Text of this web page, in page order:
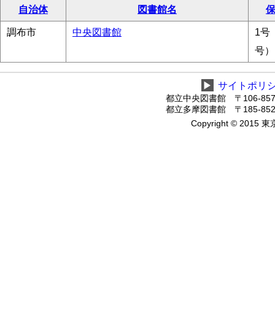
自治体
図書館名
調布市 中央図書館
1号
号）
▶ サイトポリ
都立中央図書館 〒106-
都立多摩図書館 〒185-
Copyright © 2015 東